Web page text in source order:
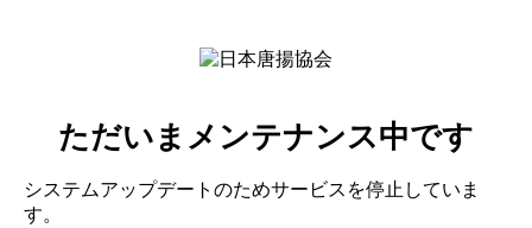
ただいまメンテナンス中です
システムアップデートのためサービスを停止していま
す。